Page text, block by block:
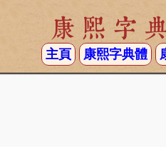
康熙字
主頁 康熙字典體